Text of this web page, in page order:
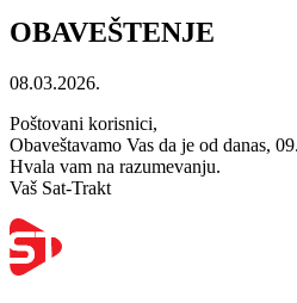
OBAVEŠTENJE
08.03.2026.
Poštovani korisnici,
Obaveštavamo Vas da je od danas,
Hvala vam na razumevanju.
Vaš Sat-Trakt